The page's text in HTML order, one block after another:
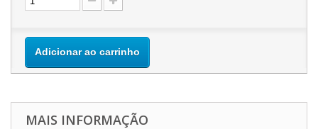
Adicionar ao carrinho
MAIS INFORMAÇÃO